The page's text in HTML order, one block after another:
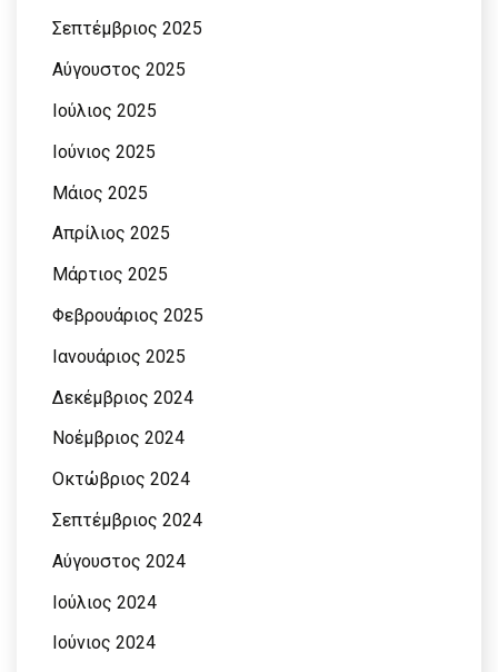
Σεπτέμβριος 2025
Αύγουστος 2025
Ιούλιος 2025
Ιούνιος 2025
Μάιος 2025
Απρίλιος 2025
Μάρτιος 2025
Φεβρουάριος 2025
Ιανουάριος 2025
Δεκέμβριος 2024
Νοέμβριος 2024
Οκτώβριος 2024
Σεπτέμβριος 2024
Αύγουστος 2024
Ιούλιος 2024
Ιούνιος 2024